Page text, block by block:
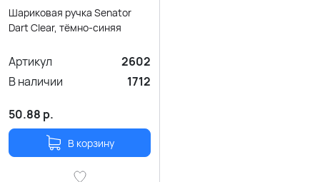
Шариковая ручка Senator
Dart Clear, тёмно-синяя
Артикул
2602
В наличии
1712
50.88 р.
В корзину